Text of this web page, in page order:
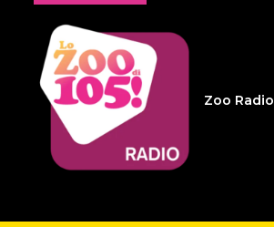
14 LUGLIO 2026
Infameria Telefonica -
Sospensione patente
Zoo Radio